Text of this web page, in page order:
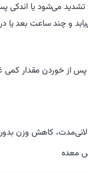
می‌شود یا اندکی
و چند ساعت بعد یا
از خوردن مقدار کمی
کاهش وزن
معده